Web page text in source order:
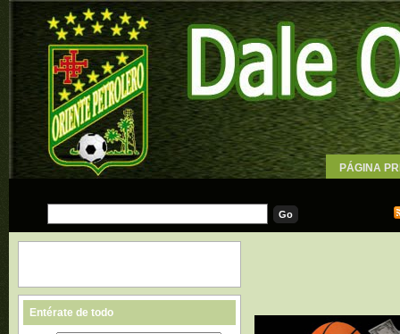
PÁGINA
Entérate de todo